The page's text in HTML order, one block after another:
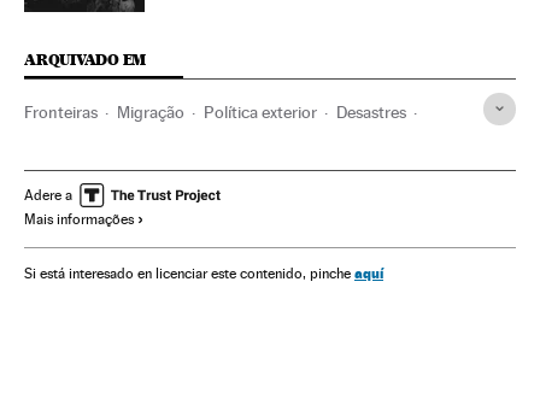
ARQUIVADO EM
Fronteiras Migração Política exterior Desastres
Conflitos Organizações internacionais
Crise refugiados Europa
Crise migratória Refugiados Crise humanitária
Adere a
Mais informações
Si está interesado en licenciar este contenido, pinche aquí